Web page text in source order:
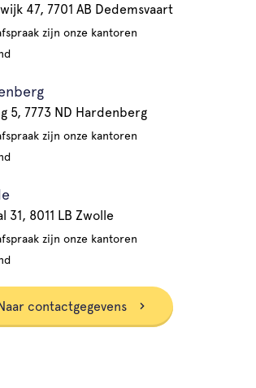
47, 7701 AB Dedemsvaart
zijn onze kantoren
5, 7773 ND Hardenberg
zijn onze kantoren
31, 8011 LB Zwolle
zijn onze kantoren
contactgegevens